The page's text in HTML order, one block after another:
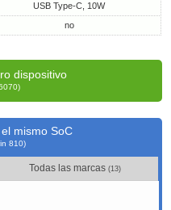
USB Type-C, 10W
no
dispositivo
mismo SoC
810)
Todas las marcas (13)